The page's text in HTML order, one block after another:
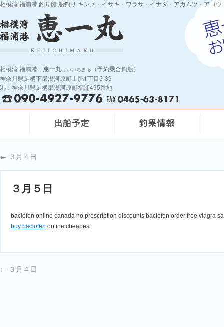
相模湾 福浦港 釣り船 船釣り キンメ・イサキ・ワラサ・イナダ・アカムツ・アコ
相模湾 福浦港 恵一丸けいいちまる
（予約乗合釣船）
神奈川県足柄下郡湯河原町土肥1丁目5-39
港：神奈川県足柄郡湯河原町福浦495番地
← ３月４日
３月５日
baclofen online canada no prescription discounts baclofen order free viagra
buy baclofen online cheapest
← ３月４日